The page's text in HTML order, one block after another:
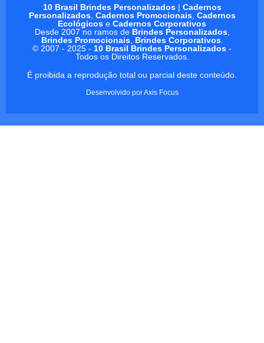
10 Brasil Brindes Personalizados| Cadernos
Personalizados, Cadernos Promocionais, Cadernos
Ecológicos e Cadernos Corporativos
Desde 2007 no ramos de Brindes Personalizados,
Brindes Promocionais, Brindes Corporativos.
© 2007 - 2025 - 10 Brasil Brindes Personalizados -
Todos os Direitos Reservados.
É proibida a reprodução total ou parcial deste conteúdo.
Desenvolvido porAxis Focus